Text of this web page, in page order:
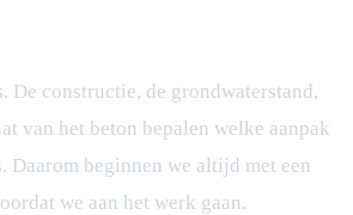
De constructie, de grondwaterstand,
van het beton bepalen welke aanpak
Daarom beginnen we altijd met een
we aan het werk gaan.